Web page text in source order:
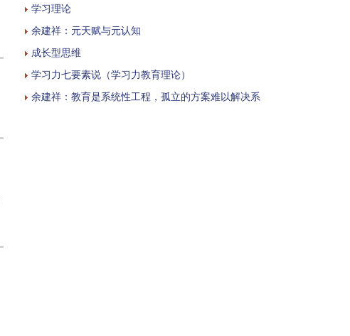
学习理论
余建祥：元天赋与元认知
成长型思维
学习力七要素说（学习力教育理论）
余建祥：教育是系统性工程，孤立的方案难以解决系